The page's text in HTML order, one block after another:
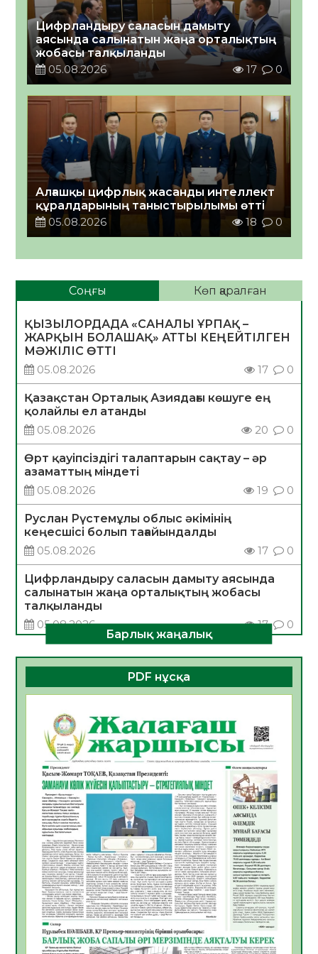
Цифрландыру саласын дамыту
аясында салынатын жаңа орталықтың
жобасы талқыланды
05.08.2026
17 0
Алғашқы цифрлық жасанды интеллект
құралдарының таныстырылымы өтті
05.08.2026
18 0
Соңғы Көп қаралған
ҚЫЗЫЛОРДАДА «САНАЛЫ ҰРПАҚ –
ЖАРҚЫН БОЛАШАҚ» АТТЫ КЕҢЕЙТІЛГЕН
МӘЖІЛІС ӨТТІ
05.08.2026
17 0
Қазақстан Орталық Азиядағы көшуге ең
қолайлы ел атанды
05.08.2026
20 0
Өрт қауіпсіздігі талаптарын сақтау – әр
азаматтың міндеті
05.08.2026
19 0
Руслан Рүстемұлы облыс әкімінің
кеңесшісі болып тағайындалды
05.08.2026
17 0
Цифрландыру саласын дамыту аясында
салынатын жаңа орталықтың жобасы
талқыланды
05.08.2026
17 0
құралдарының таныстырылымы өтті
05.08.2026
18 0
Қазақстандықтардың 72,3%-ы жаңа
Құрылтай үшін дауыс беруге дайын
05.08.2026
19
ӘРБІР ДАУЫС – ҚОҒАМ ДАМУЫНА
ҚОСЫЛҒАН ҮЛЕС
05.08.2026
26
ҚҰРЫЛТАЙ САЙЛАУЫ – БІРЛІК ПЕН
ЖАУАПКЕРШІЛІККЕ БАСТАЙТЫН ҚАДАМ
05.08.2026
24
Мектептен – Ұлттық ұлан сапына
04.08.2026
34
Үкіметтік емес ұйымдарға арналған
Барлық жаңалық
PDF нұсқа